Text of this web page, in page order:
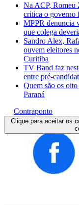
Na ACP, Romeu
critica o governo
MPPR denuncia
que colega
Sandro Alex,
ouvem eleitores
Curitiba
TV Band faz
entre pré-
Quem são os
Paraná
Contraponto
Clique para aceitar os